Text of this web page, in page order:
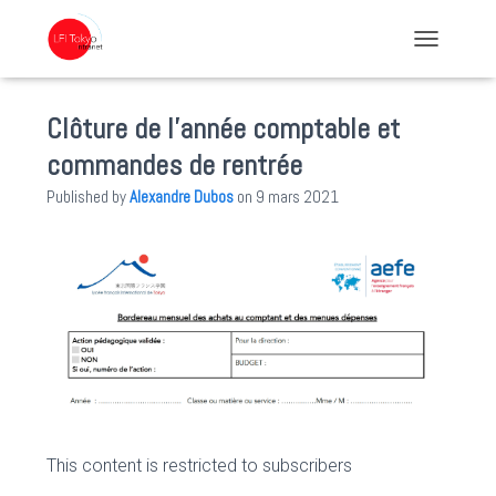
Clôture de l’année comptable et
commandes de rentrée
Published byAlexandre Dubos on 9 mars 2021
This content is restricted to subscribers